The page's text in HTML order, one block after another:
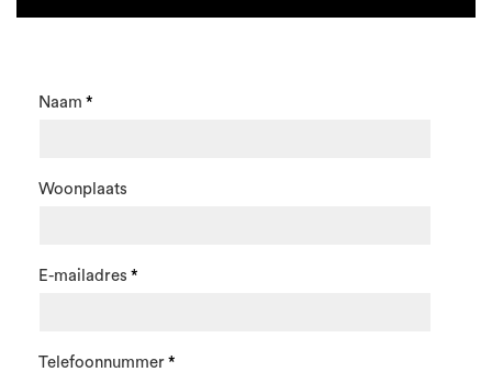
Naam
Woonplaats
E-mailadres
Telefoonnummer